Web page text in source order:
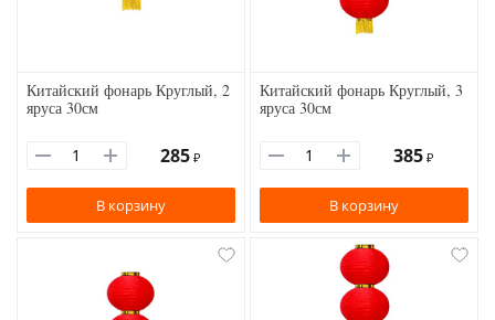
Китайский фонарь Круглый, 2
яруса 30см
285 ₽
В корзину
Китайский фонарь Круглый, 3
яруса 30см
385 ₽
В корзину